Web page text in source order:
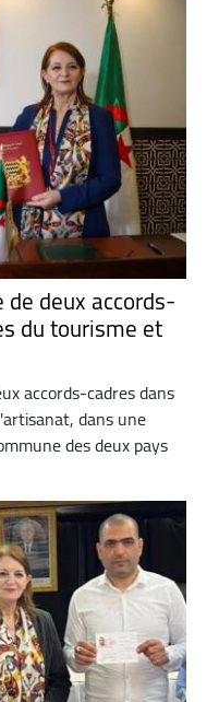
deux accords-
du tourisme et
accords-cadres dans
dans une
des deux pays